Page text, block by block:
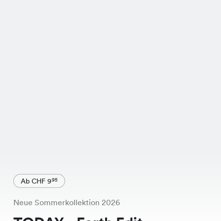
Ab CHF 995
Neue Sommerkollektion 2026